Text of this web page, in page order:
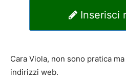
Inserisci
Cara Viola, non sono pratica
indirizzi web.